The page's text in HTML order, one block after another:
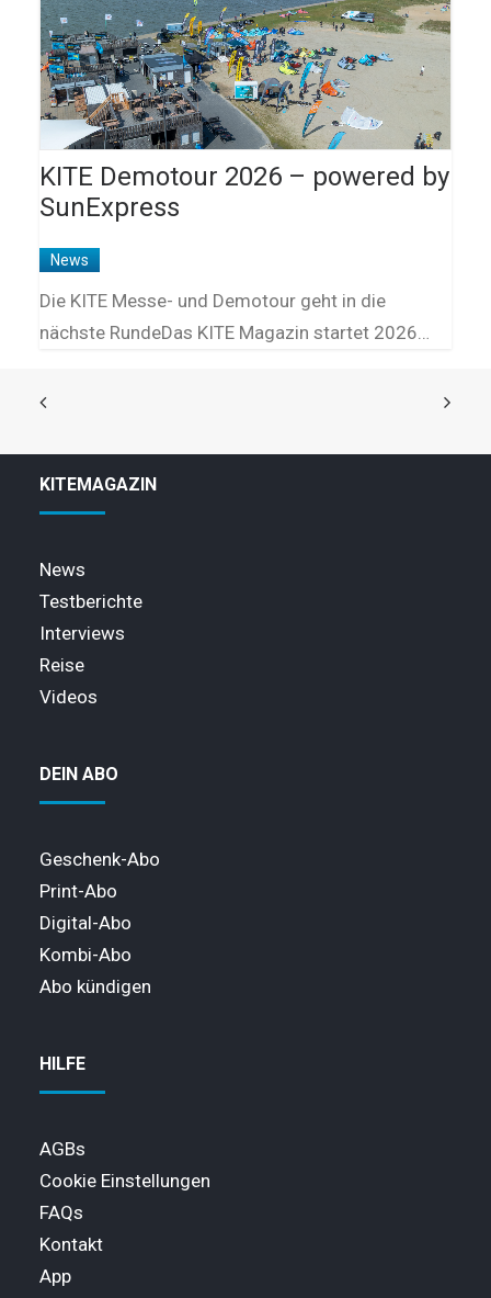
KITE Demotour 2026 – powered by
SunExpress
News
Die KITE Messe- und Demotour geht in die
nächste RundeDas KITE Magazin startet 2026…
KITEMAGAZIN
News
Testberichte
Interviews
Reise
Videos
DEIN ABO
Geschenk-Abo
Print-Abo
Digital-Abo
Kombi-Abo
Abo kündigen
HILFE
AGBs
Cookie Einstellungen
FAQs
Kontakt
App